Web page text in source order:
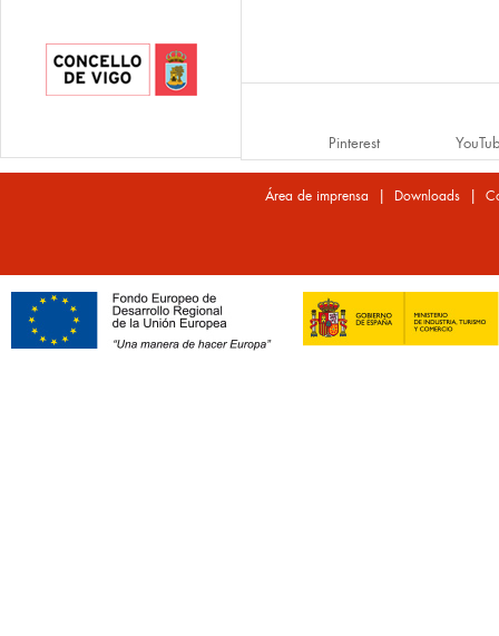
Pinterest
Área de imprensa | Downloads |